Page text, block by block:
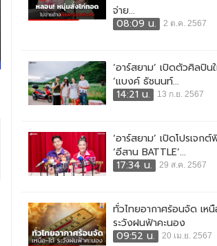
จ่าย...
08:09 น.
2 ต.ค. 2567
‘อาร์สยาม’ เปิดตัวศิลปิน
‘แบงค์ ธัชนนท์...
14:21 น.
13 ก.ย. 2567
‘อาร์สยาม’ เปิดโปรเจกต์
‘อีสาน BATTLE’...
17:34 น.
29 ส.ค. 2567
ทั่วไทยอากาศร้อนจัด เห
ระวังฝนฟ้าคะนอง
09:52 น.
20 เม.ย. 2567